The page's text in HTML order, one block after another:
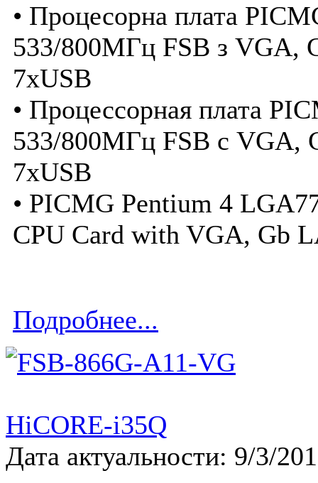
• Процесорна плата
533/800МГц FSB з VGA,
7xUSB
• Процессорная плата
533/800МГц FSB с VGA,
7xUSB
• PICMG Pentium 4
CPU Card with VGA, Gb
Подробнее...
HiCORE-i35Q
Дата актуальности: 9/3/